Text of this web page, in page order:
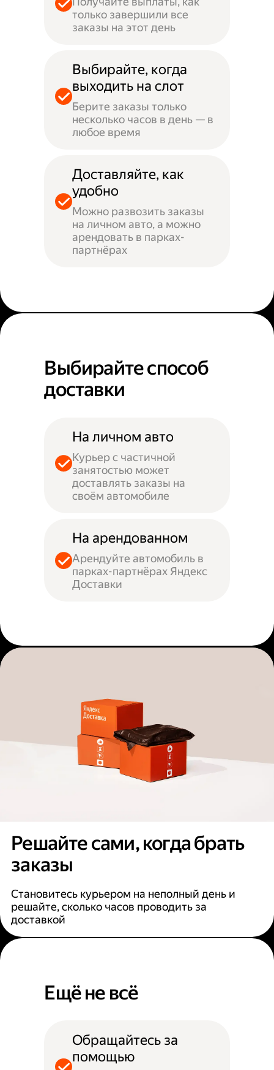
только завершили все
заказы на этот день
Выбирайте, когда
выходить на слот
Берите заказы только
несколько часов в день — в
любое время
Доставляйте, как
удобно
Можно развозить заказы
на личном авто, а можно
арендовать в парках-
партнёрах
Выбирайте способ
доставки
На личном авто
Курьер с частичной
занятостью может
доставлять заказы на
своём автомобиле
На арендованном
Арендуйте автомобиль в
парках-партнёрах Яндекс
Доставки
Решайте сами, когда брать
заказы
Становитесь курьером на неполный день и
решайте, сколько часов проводить за
доставкой
Ещё не всё
Обращайтесь за
помощью